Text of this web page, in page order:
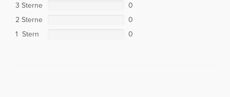
3 Sterne
0
2 Sterne
0
1 Stern
0